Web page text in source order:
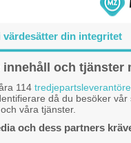
värdesätter din integritet
innehåll och tjänster
114
då du besöker
våra tjänster.
och dess partners